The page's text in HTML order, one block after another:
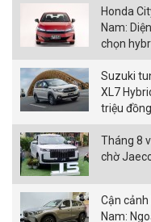
Honda
Nam:
chọn
Suzuki
XL7
triệu đồng
Tháng 8
chờ
Cận
Nam: